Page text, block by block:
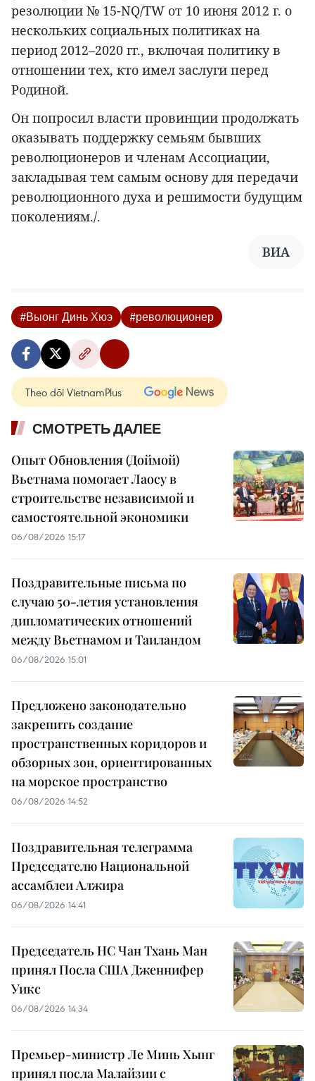
резолюции № 15-NQ/TW от 10 июня 2012 г. о
нескольких социальных политиках на
период 2012–2020 гг., включая политику в
отношении тех, кто имел заслуги перед
Родиной.
Он попросил власти провинции продолжать
оказывать поддержку семьям бывших
революционеров и членам Ассоциации,
закладывая тем самым основу для передачи
революционного духа и решимости будущим
поколениям./.
ВИА
#Выонг Динь Хюэ #революционер
Theo dõi VietnamPlus
СМОТРЕТЬ ДАЛЕЕ
Опыт Обновления (Доймой)
Вьетнама помогает Лаосу в
строительстве независимой и
самостоятельной экономики
06/08/2026 15:17
Поздравительные письма по
случаю 50-летия установления
дипломатических отношений
между Вьетнамом и Таиландом
06/08/2026 15:01
Предложено законодательно
закрепить создание
пространственных коридоров и
обзорных зон, ориентированных
на морское пространство
06/08/2026 14:52
Поздравительная телеграмма
Председателю Национальной
ассамблеи Алжира
06/08/2026 14:41
Председатель НС Чан Тхань Ман
принял Посла США Дженнифер
Уикс
06/08/2026 14:34
Премьер-министр Ле Минь Хынг
принял посла Малайзии с